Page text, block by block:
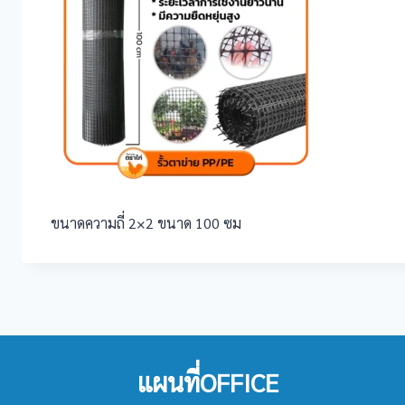
ขนาดความถี่ 2×2 ขนาด 100 ซม
แผนที่OFFICE